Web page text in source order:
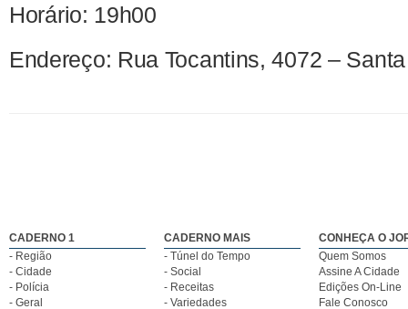
Horário: 19h00
Endereço: Rua Tocantins, 4072 –
CADERNO 1
- Região
- Cidade
- Polícia
- Geral
CADERNO MAIS
- Túnel do Tempo
- Social
- Receitas
- Variedades
CONHEÇA O
Quem Somos
Assine A Cidade
Edições On-Line
Fale Conosco